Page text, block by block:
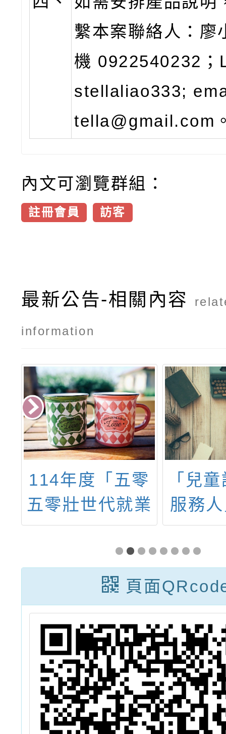
繫本案聯絡人：廖
機 0922540232
stellaliao333;
tella@gmail.com
內文可瀏覽群組：
註冊會員 訪客
最新公告-相關內容
information
114年度「五零
五零壯世代就業
網絡合作補助要
點」計畫說明會
「兒
服務
時職
頁面